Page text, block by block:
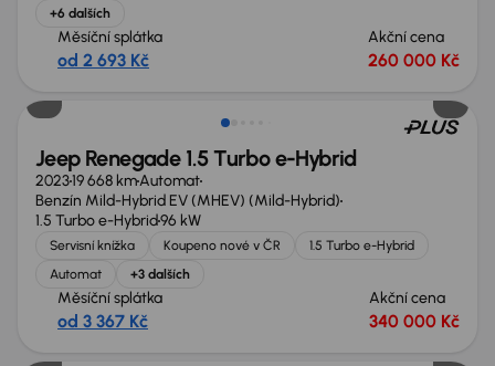
+6 dalších
Měsíční splátka
od 2 693 Kč
Akční cena
260 000 Kč
Zlevněno o 30 000 Kč
Jeep Renegade 1.5 Turbo e-Hybrid
202319 668 kmAutomat
Benzín Mild-Hybrid EV (MHEV) (Mild-Hybrid)
1.5 Turbo e-Hybrid96 kW
Servisní knížka Koupeno nové v ČR
1.5 Turbo e-Hybrid
Automat
+3 dalších
Měsíční splátka
od 3 367 Kč
Akční cena
340 000 Kč
Možnost odpočtu DPH